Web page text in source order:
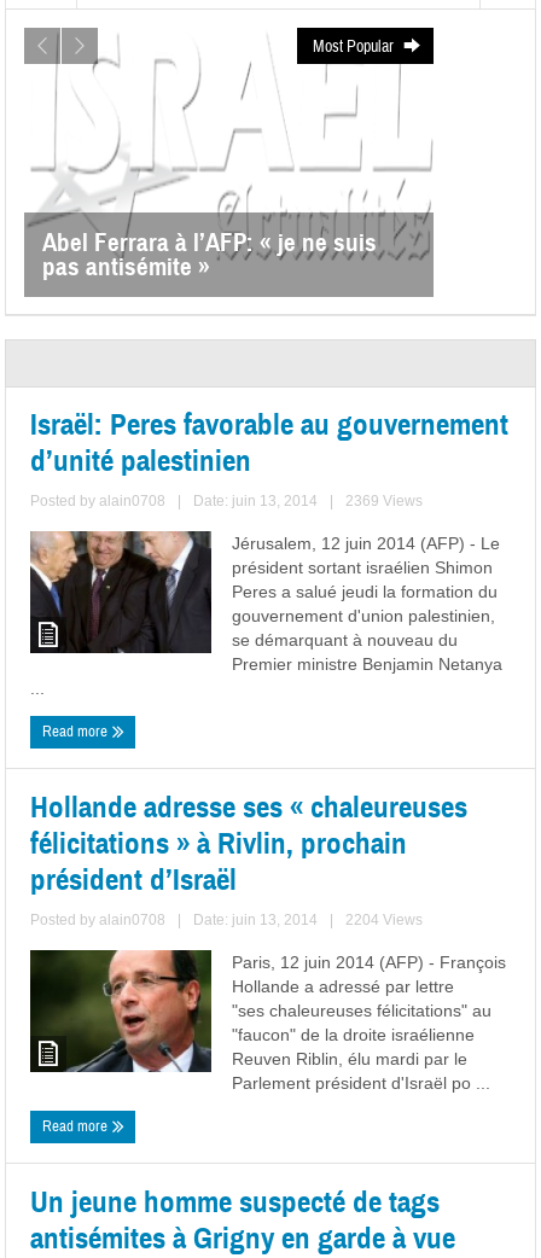
Most Popular
Abel Ferrara à l’AFP: « je ne suis
pas antisémite »
Israël: Peres favorable au gouvernement
d’unité palestinien
Posted byalain0708 Date: juin 13, 2014 2369 Views
Jérusalem, 12 juin 2014 (AFP) - Le
président sortant israélien Shimon
Peres a salué jeudi la formation du
gouvernement d'union palestinien,
se démarquant à nouveau du
Premier ministre Benjamin Netanya
Read more
Hollande adresse ses « chaleureuses
félicitations » à Rivlin, prochain
président d’Israël
Posted byalain0708 Date: juin 13, 2014 2204 Views
Paris, 12 juin 2014 (AFP) - François
Hollande a adressé par lettre
"ses chaleureuses félicitations" au
"faucon" de la droite israélienne
Reuven Riblin, élu mardi par le
Parlement président d'Israël po ...
Read more
Un jeune homme suspecté de tags
antisémites à Grigny en garde à vue